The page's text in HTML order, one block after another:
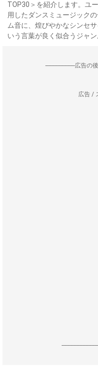
TOP30＞を紹介します。ユ
用したダンスミュージック
ム音に、煌びやかなシンセ
いう言葉が良く似合うジャン
--------------------広告の
広告 /